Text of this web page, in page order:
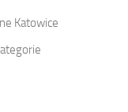
Katowice